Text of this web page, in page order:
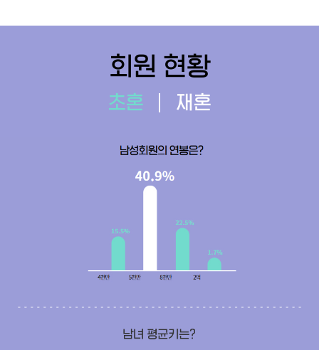
회원 현황
초혼 재혼